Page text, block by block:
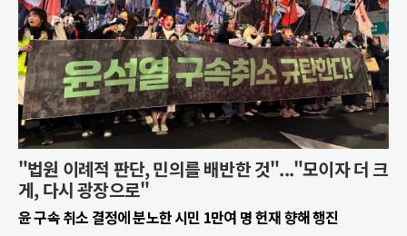
"법원 이례적 판단, 민의를 배반한 것"..."모이자 더 크
게, 다시 광장으로"
윤 구속 취소 결정에 분노한 시민 1만여 명 헌재 향해 행진